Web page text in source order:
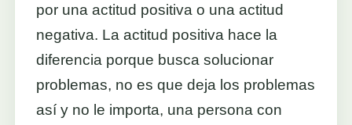
por una actitud positiva o una actitud
negativa. La actitud positiva hace la
diferencia porque busca solucionar
problemas, no es que deja los problemas
así y no le importa, una persona con